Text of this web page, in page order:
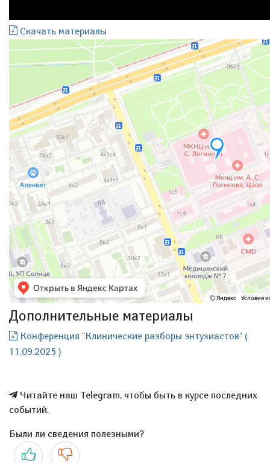
Скачать материалы
Дополнительные материалы
Конференция "Клинические разборы энтузиастов" (
11.09.2025 )
Читайте наш Telegram, чтобы быть в курсе последних
событий.
Были ли сведения полезными?
Да